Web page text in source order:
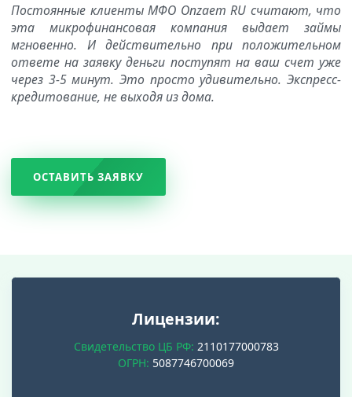
Постоянные клиенты МФО Onzaem RU считают, что
эта микрофинансовая компания выдает займы
мгновенно. И действительно при положительном
ответе на заявку деньги поступят на ваш счет уже
через 3-5 минут. Это просто удивительно. Экспресс-
кредитование, не выходя из дома.
ОСТАВИТЬ ЗАЯВКУ
Лицензии:
Свидетельство ЦБ РФ: 2110177000783
ОГРН: 5087746700069